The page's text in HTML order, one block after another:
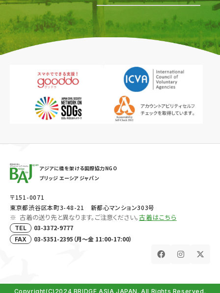
アジアに橋を架ける国際協力NGO
ブリッジ エーシア ジャパン
〒151-0071
東京都渋谷区本町3-48-21 新都心マンション303号
古着の送り先と異なります。ご注意ください。古着はこちら
TEL 03-3372-9777
FAX 03-5351-2395（月～金 11:00-17:00）
Copyright(C)2024 BRIDGE ASIA JAPAN. All Rights Reserved.